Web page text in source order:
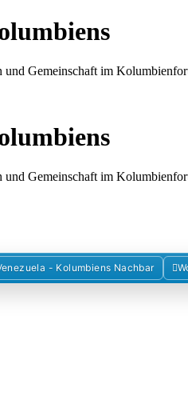
und Gemeinschaft im
und Gemeinschaft im
- Kolumbiens Nachbar